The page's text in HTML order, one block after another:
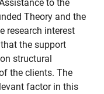
to the
Theory and the
research interest
the support
structural
the clients. The
factor in this